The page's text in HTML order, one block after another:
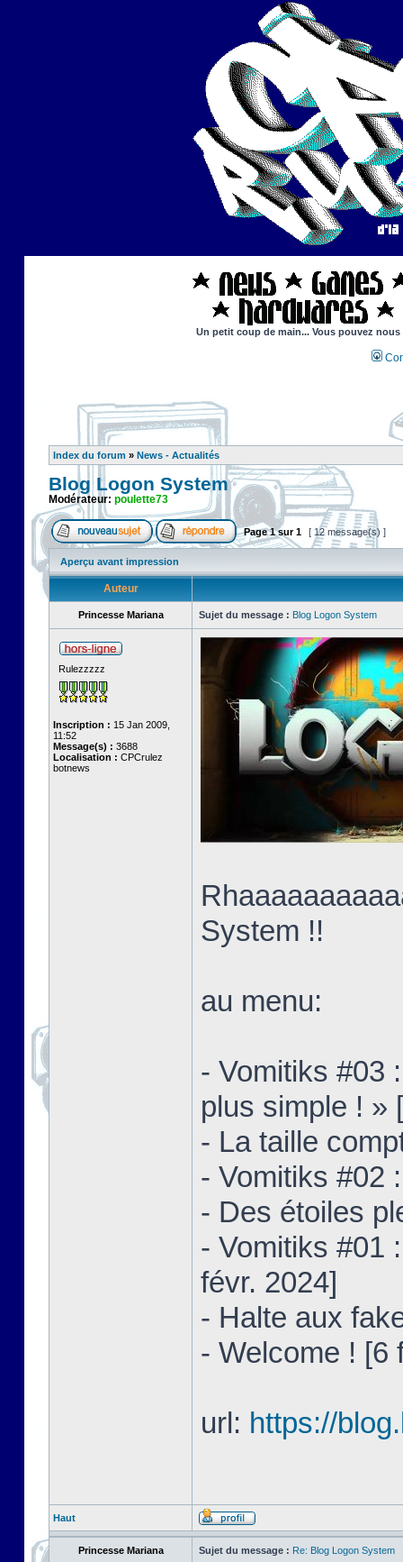
Un petit coup de main... Vous pouvez
Index du forum » News - Actualités
Blog Logon System
Modérateur: poulette73
Page1sur1 [ 12 message(s) ]
Aperçu avant impression
Auteur
Princesse Mariana Sujet du message : Blog Logon System
Rulezzzzz
Inscription : 15 Jan 2009,
11:52
Message(s) : 3688
Localisation : CPCrulez
botnews
System !!
au menu:
- Vomitiks #03
plus simple ! »
- La taille
- Vomitiks #02
- Des étoiles
- Vomitiks #01
févr. 2024]
- Halte aux
- Welcome ! [6
url: https://
Haut
Princesse Mariana Sujet du message : Re: Blog Logon System